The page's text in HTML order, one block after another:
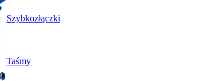
Szybkozłączki
Taśmy